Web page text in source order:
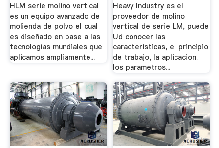
HLM serie molino vertical
es un equipo avanzado de
molienda de polvo el cual
es diseñado en base a las
tecnologías mundiales que
aplicamos ampliamente...
Heavy Industry es el
proveedor de molino
vertical de serie LM, puede
Ud conocer las
caracteristicas, el principio
de trabajo, la aplicacion,
los parametros...